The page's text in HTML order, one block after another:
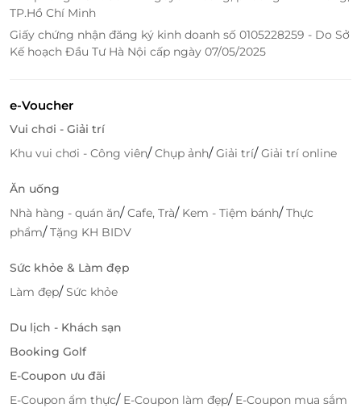
Mang tiêu chí hướng tới một nơi nghỉ dưỡng trọn
vẹn những dịch vụ đầy đủ, đa dạng nhất đến cho
khách hàng, The Dreamers Lodge là địa điểm hội tụ
những căng thẳng mệt mỏi hay hồ câu cá thư giãn
cho những ai thích không gian nhẹ nhàng, trầm
lắng.
TP.Hồ Chí Minh
Giấy chứng nhận đăng ký kinh doanh số 0105228259 - Do Sở
Kế hoạch Đầu Tư Hà Nội cấp ngày 07/05/2025
e-Voucher
Vui chơi - Giải trí
Khu vui chơi - Công viên/Chụp ảnh/Giải trí/Giải trí online
Ăn uống
Nhà hàng - quán ăn/Cafe, Trà/ Kem - Tiệm bánh/Thực
phẩm/Tặng KH BIDV
Sức khỏe & Làm đẹp
Làm đẹp/Sức khỏe
Du lịch - Khách sạn
Booking Golf
E-Coupon ưu đãi
E-Coupon ẩm thực/ E-Coupon làm đẹp/ E-Coupon mua sắm